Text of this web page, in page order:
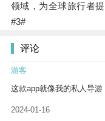
领域，为全球旅行者
#3#
评论
游客
这款app就像我的私人导游
2024-01-16